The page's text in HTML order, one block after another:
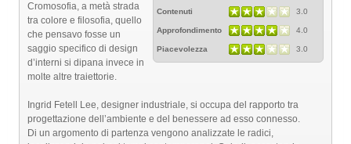
Contenuti 3.0
Approfondimento 4.0
Piacevolezza 3.0
Cromosofia, a metà strada
tra colore e filosofia, quello
che pensavo fosse un
saggio specifico di design
d’interni si dipana invece in
molte altre traiettorie.
Ingrid Fetell Lee, designer industriale, si occupa del rapporto tra
progettazione dell’ambiente e del benessere ad esso connesso.
Di un argomento di partenza vengono analizzate le radici,